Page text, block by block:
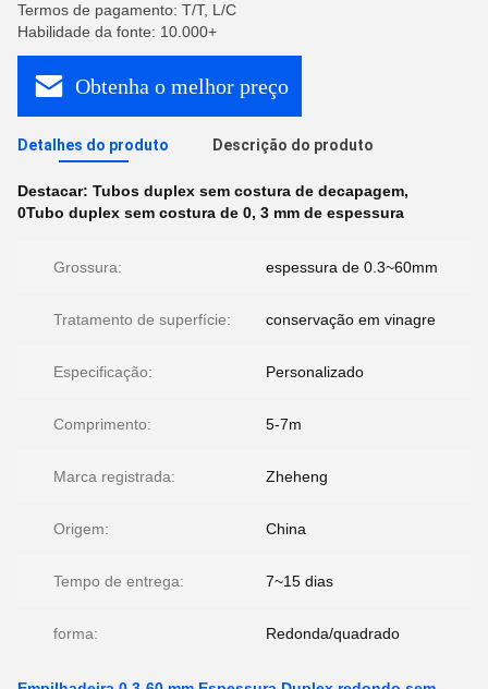
Termos de pagamento: T/T, L/C
Habilidade da fonte: 10.000+
Obtenha o melhor preço
Detalhes do produto Descrição do produto
Destacar: Tubos duplex sem costura de decapagem,
0Tubo duplex sem costura de 0, 3 mm de espessura
Grossura: espessura de 0.3~60mm
Tratamento de superfície: conservação em vinagre
Especificação: Personalizado
Comprimento: 5-7m
Marca registrada: Zheheng
Origem: China
Tempo de entrega: 7~15 dias
forma: Redonda/quadrado